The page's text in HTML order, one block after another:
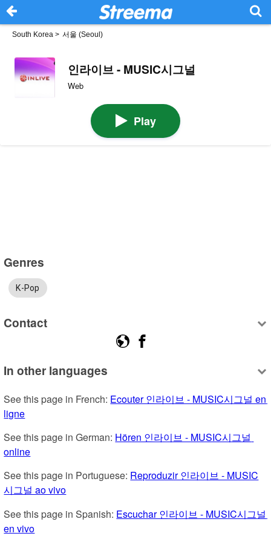
South Korea > 서울 (Seoul)
인라이브 - MUSIC시그널
Web
Play
Genres
K-Pop
Contact
In other languages
See this page in French: Ecouter 인라이브 - MUSIC시그널 en
ligne
See this page in German: Hören 인라이브 - MUSIC시그널
online
See this page in Portuguese: Reproduzir 인라이브 - MUSIC
시그널 ao vivo
See this page in Spanish: Escuchar 인라이브 - MUSIC시그널
en vivo